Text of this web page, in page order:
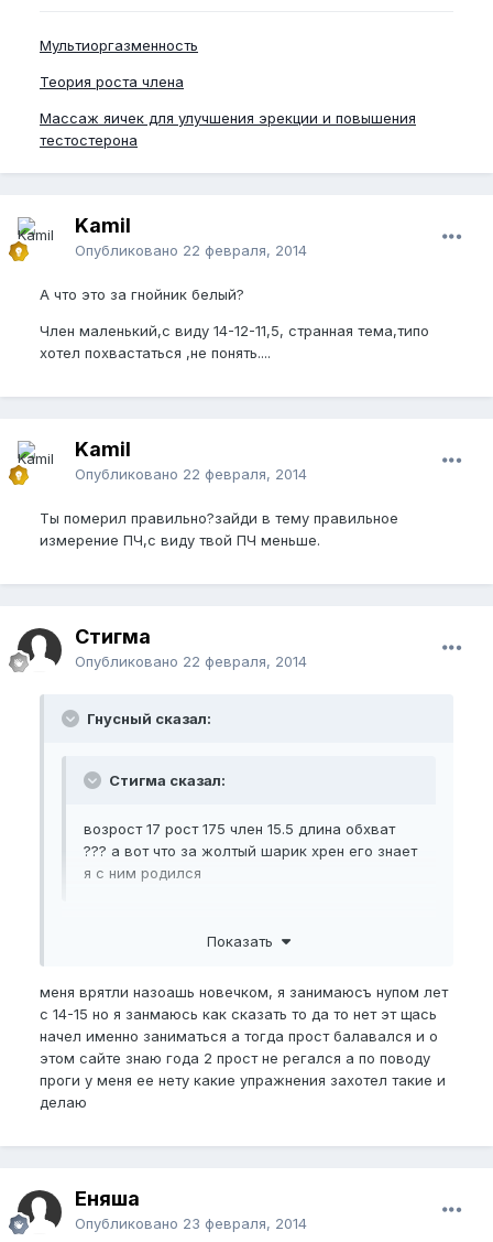
Мультиоргазменность
Теория роста члена
Массаж яичек для улучшения эрекции и повышения
тестостерона
Kamil
Опубликовано 22 февраля, 2014
А что это за гнойник белый?
Член маленький,с виду 14-12-11,5, странная тема,типо
хотел похвастаться ,не понять....
Kamil
Опубликовано 22 февраля, 2014
Ты померил правильно?зайди в тему правильное
измерение ПЧ,с виду твой ПЧ меньше.
Стигма
Опубликовано 22 февраля, 2014
Гнусный сказал:
Стигма сказал:
возрост 17 рост 175 член 15.5 длина обхват
??? а вот что за жолтый шарик хрен его знает
я с ним родился
шаги для его увеличения, а там уже будет с чем
Программа новичка
Показать
меня врятли назоашь новечком, я занимаюсъ нупом лет
с 14-15 но я занмаюсь как сказать то да то нет эт щась
начел именно заниматься а тогда прост балавался и о
этом сайте знаю года 2 прост не регался а по поводу
проги у меня ее нету какие упражнения захотел такие и
делаю
Еняша
Опубликовано 23 февраля, 2014